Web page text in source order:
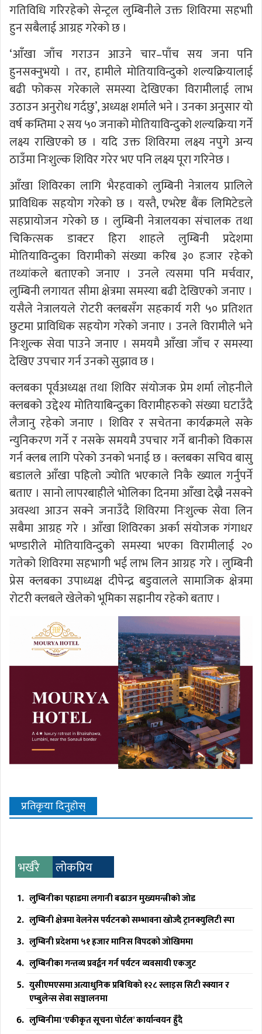
गतिविधि गरिरहेको सेन्ट्रल लुम्बिनीले उक्त शिविरमा सहभाी
हुन सबैलाई आग्रह गरेको छ ।
‘आँखा जाँच गराउन आउने चार–पाँच सय जना पनि
हुनसक्नुभयो । तर, हामीले मोतियाविन्दुको शल्यक्रियालाई
बढी फोकस गरेकाले समस्या देखिएका विरामीलाई लाभ
उठाउन अनुरोध गर्दछु’, अध्यक्ष शर्माले भने । उनका अनुसार यो
वर्ष कम्तिमा २ सय ५० जनाको मोतियाविन्दुको शल्यक्रिया गर्ने
लक्ष्य राखिएको छ । यदि उक्त शिविरमा लक्ष्य नपुगे अन्य
ठाउँमा निःशुल्क शिविर गरेर भए पनि लक्ष्य पूरा गरिनेछ ।
आँखा शिविरका लागि भैरहवाको लुम्बिनी नेत्रालय प्रालिले
प्राविधिक सहयोग गरेको छ । यस्तै, एभरेष्ट बैंक लिमिटेडले
सहप्रायोजन गरेको छ । लुम्बिनी नेत्रालयका संचालक तथा
चिकित्सक डाक्टर हिरा शाहले लुम्बिनी प्रदेशमा
मोतियाविन्दुका विरामीको संख्या करिब ३० हजार रहेको
तथ्यांकले बताएको जनाए । उनले त्यसमा पनि मर्चवार,
लुम्बिनी लगायत सीमा क्षेत्रमा समस्या बढी देखिएको जनाए ।
यसैले नेत्रालयले रोटरी क्लबसँग सहकार्य गरी ५० प्रतिशत
छुटमा प्राविधिक सहयोग गरेको जनाए । उनले विरामीले भने
निःशुल्क सेवा पाउने जनाए । समयमै आँखा जाँच र समस्या
देखिए उपचार गर्न उनको सुझाव छ ।
क्लबका पूर्वअध्यक्ष तथा शिविर संयोजक प्रेम शर्मा लोहनीले
क्लबको उद्देश्य मोतियाबिन्दुका विरामीहरुको संख्या घटाउँदै
लैजानु रहेको जनाए । शिविर र सचेतना कार्यक्रमले सके
न्युनिकरण गर्ने र नसके समयमै उपचार गर्ने बानीको विकास
गर्न क्लब लागि परेको उनको भनाई छ । क्लबका सचिव बासु
बडालले आँखा पहिलो ज्योति भएकाले निकै ख्याल गर्नुपर्ने
बताए । सानो लापरबाहीले भोलिका दिनमा आँखा देख्नै नसक्ने
अवस्था आउन सक्ने जनाउँदै शिविरमा निःशुल्क सेवा लिन
सबैमा आग्रह गरे । आँखा शिविरका अर्का संयोजक गंगाधर
भण्डारीले मोतियाविन्दुको समस्या भएका विरामीलाई २०
गतेको शिविरमा सहभागी भई लाभ लिन आग्रह गरे । लुम्बिनी
प्रेस क्लबका उपाध्यक्ष दीपेन्द्र बडुवालले सामाजिक क्षेत्रमा
रोटरी क्लबले खेलेको भूमिका सह्रानीय रहेको बताए ।
प्रतिकृया दिनुहोस्
भर्खरै लोकप्रिय
लुम्बिनीका पहाडमा लगानी बढाउन मुख्यमन्त्रीको जोड
लुम्बिनी क्षेत्रमा वेलनेस पर्यटनको सम्भावना खोज्दै ट्रानक्युलिटी स्पा
लुम्बिनी प्रदेशमा ५१ हजार मानिस विपदको जोखिममा
लुम्बिनीका गन्तव्य प्रवर्द्वन गर्न पर्यटन व्यवसायी एकजुट
युसीएमएसमा अत्याधुनिक प्रबिधिको १२८ स्लाइस सिटी स्क्यान र
एम्बुलेन्स सेवा सञ्चालनमा
लुम्बिनीमा ‘एकीकृत सूचना पोर्टल’ कार्यान्वयन हुँदै